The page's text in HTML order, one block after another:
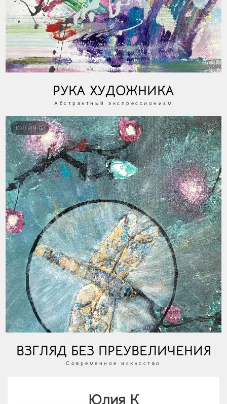
РУКА ХУДОЖНИКА
Абстрактный экспрессионизм
ЮЛИЯ К
ВЗГЛЯД БЕЗ ПРЕУВЕЛИЧЕНИЯ
Современное искусство
Юлия К